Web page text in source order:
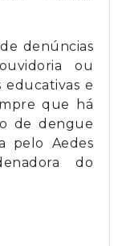
denúncias
ou
educativas e
que há
de dengue
pelo Aedes
do